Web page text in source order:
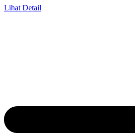
Lihat Detail